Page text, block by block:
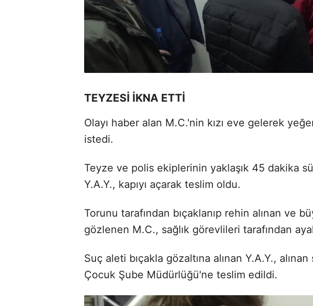
TEYZESİ İKNA ETTİ
Olayı haber alan M.C.'nin kızı eve gelerek
istedi.
Teyze ve polis ekiplerinin yaklaşık 45 dakika
Y.A.Y., kapıyı açarak teslim oldu.
Torunu tarafından bıçaklanıp rehin alınan ve
gözlenen M.C., sağlık görevlileri tarafından
Suç aleti bıçakla gözaltına alınan Y.A.Y., alınan
Çocuk Şube Müdürlüğü'ne teslim edildi.